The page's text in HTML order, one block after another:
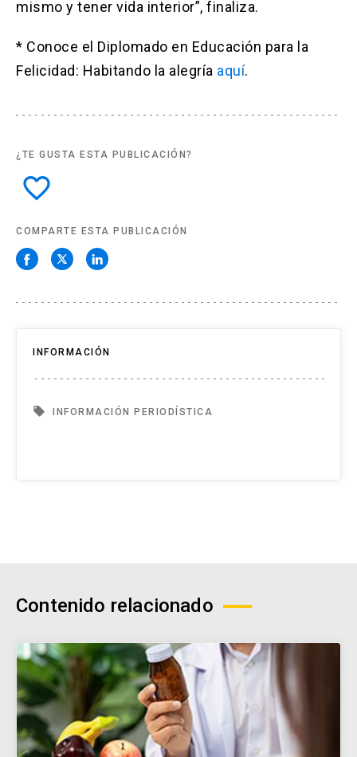
mismo y tener vida interior”, finaliza.
* Conoce el Diplomado en Educación para la
Felicidad: Habitando la alegría aquí.
¿TE GUSTA ESTA PUBLICACIÓN?
favorite_border
COMPARTE ESTA PUBLICACIÓN
INFORMACIÓN
local_offer INFORMACIÓN PERIODÍSTICA
Contenido relacionado